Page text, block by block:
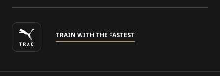
TRAIN WITH THE FASTEST